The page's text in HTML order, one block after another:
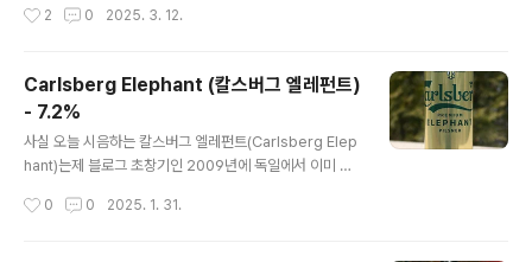
를덴마크의 크래프트 맥주 업체인 To Øl 에서 제작하였는
블로그에 리뷰된 투 올(To Øl)의 맥주들 -To Øl Sans Fr
ontiere (투 욀 산스 프론티에르) - 7.0% - 2013.02.26
To Øl Dangerously Close To Stupid (투 욀 데인저
러슬리 클로즈 투 스투피드) - 9.3% - 2014.09.22To Ø
2 0 2025. 3. 12.
Carlsberg Elephant (칼스버그 엘레펀트)
- 7.2%
사실 오늘 시음하는 칼스버그 엘레펀트(Carlsberg Elep
hant)는제 블로그 초창기인 2009년에 독일에서 이미 시
려고 마시던 맥주였기 때문에제대로 된 시음기를 남기지
0 0 2025. 1. 31.